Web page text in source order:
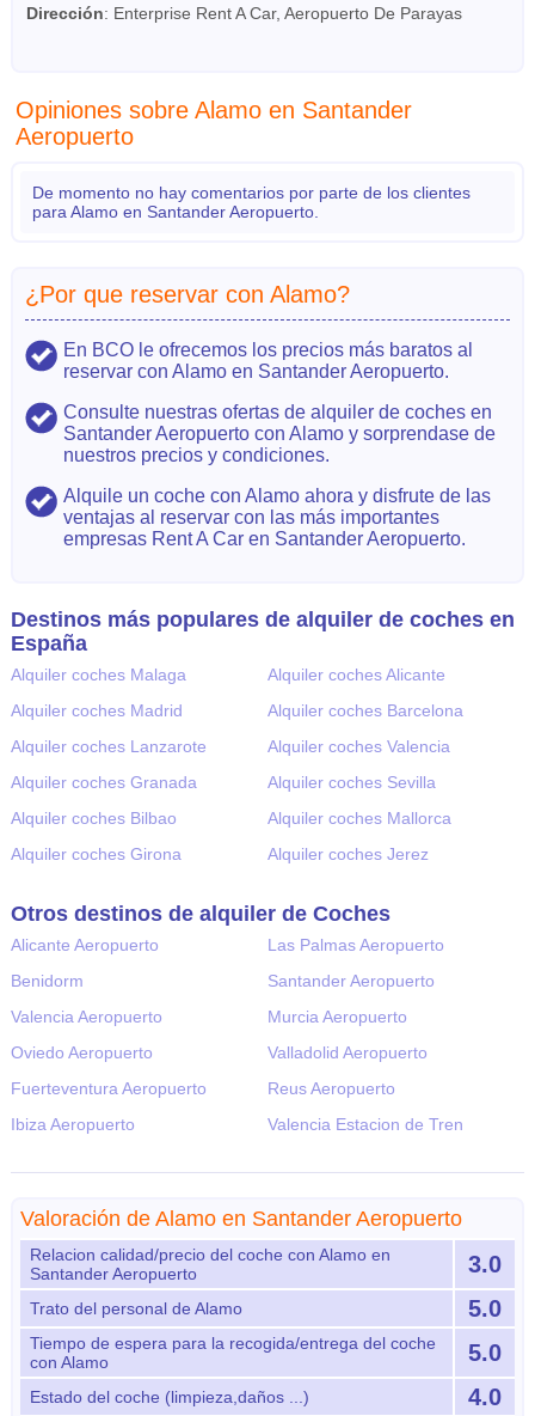
Dirección: Enterprise Rent A Car, Aeropuerto De Parayas
Opiniones sobre Alamo en Santander
Aeropuerto
De momento no hay comentarios por parte de los clientes
para Alamo en Santander Aeropuerto.
¿Por que reservar con Alamo?
En BCO le ofrecemos los precios más baratos al
reservar con Alamo en Santander Aeropuerto.
Consulte nuestras ofertas de alquiler de coches en
Santander Aeropuerto con Alamo y sorprendase de
nuestros precios y condiciones.
Alquile un coche con Alamo ahora y disfrute de las
ventajas al reservar con las más importantes
empresas Rent A Car en Santander Aeropuerto.
Destinos más populares de alquiler de coches en
España
Alquiler coches Malaga
Alquiler coches Alicante
Alquiler coches Madrid
Alquiler coches Barcelona
Alquiler coches Lanzarote
Alquiler coches Valencia
Alquiler coches Granada
Alquiler coches Sevilla
Alquiler coches Bilbao
Alquiler coches Mallorca
Alquiler coches Girona
Alquiler coches Jerez
Otros destinos de alquiler de Coches
Alicante Aeropuerto
Las Palmas Aeropuerto
Benidorm
Santander Aeropuerto
Valencia Aeropuerto
Murcia Aeropuerto
Oviedo Aeropuerto
Valladolid Aeropuerto
Fuerteventura Aeropuerto
Reus Aeropuerto
Ibiza Aeropuerto
Valencia Estacion de Tren
Valoración de Alamo en Santander Aeropuerto
Relacion calidad/precio del coche con Alamo en
Santander Aeropuerto
3.0
Trato del personal de Alamo 5.0
Tiempo de espera para la recogida/entrega del coche
con Alamo
5.0
Estado del coche (limpieza,daños ...) 4.0